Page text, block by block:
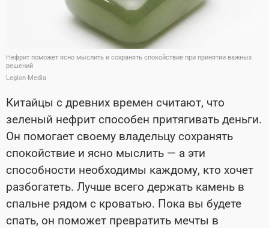
Нефрит поможет ясно мыслить и сохранять спокойствие при принятии важных
решений
Legion-Media
Китайцы с древних времен считают, что
зеленый нефрит способен притягивать деньги.
Он помогает своему владельцу сохранять
спокойствие и ясно мыслить — а эти
способности необходимы каждому, кто хочет
разбогатеть. Лучше всего держать камень в
спальне рядом с кроватью. Пока вы будете
спать, он поможет превратить мечты в